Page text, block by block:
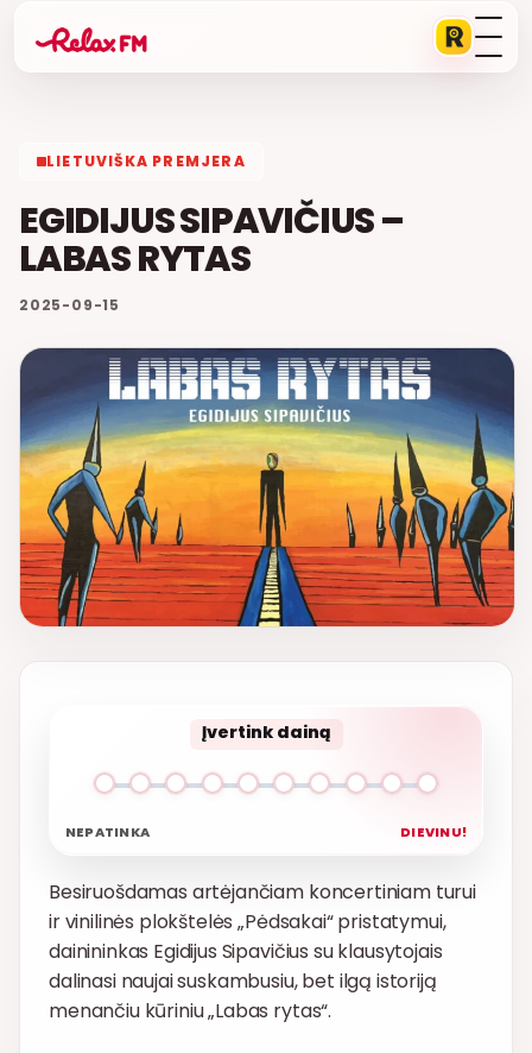
LIETUVIŠKA PREMJERA
EGIDIJUS SIPAVIČIUS –
LABAS RYTAS
2025-09-15
Įvertink dainą
NEPATINKA DIEVINU!
Besiruošdamas artėjančiam koncertiniam turui
ir vinilinės plokštelės „Pėdsakai“ pristatymui,
dainininkas Egidijus Sipavičius su klausytojais
dalinasi naujai suskambusiu, bet ilgą istoriją
menančiu kūriniu „Labas rytas“.